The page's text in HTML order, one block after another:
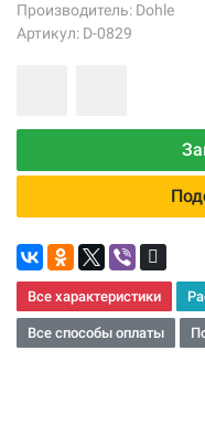
Производитель: Dohle
Артикул: D-0829
Все характеристики
Все способы оплаты